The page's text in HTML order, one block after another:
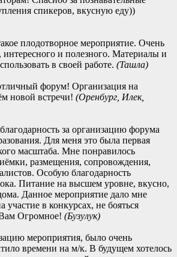
спикеров, вкусную еду))
плодотворное мероприятие. Очень
интересного и полезного. Материалы и
в своей работе. (Ташла)
форум! Организация на
новой встречи! (Оренбург, Илек,
за организацию форума
Для меня это была первая
масштаба. Мне понравилось
размещения, сопровождения,
Особую благодарность
Питание на высшем уровне, вкусно,
Данное мероприятие дало мне
в конкурсах, не бояться
Огромное! (Бузулук)
мероприятия, было очень
времени на м/к. В будущем хотелось